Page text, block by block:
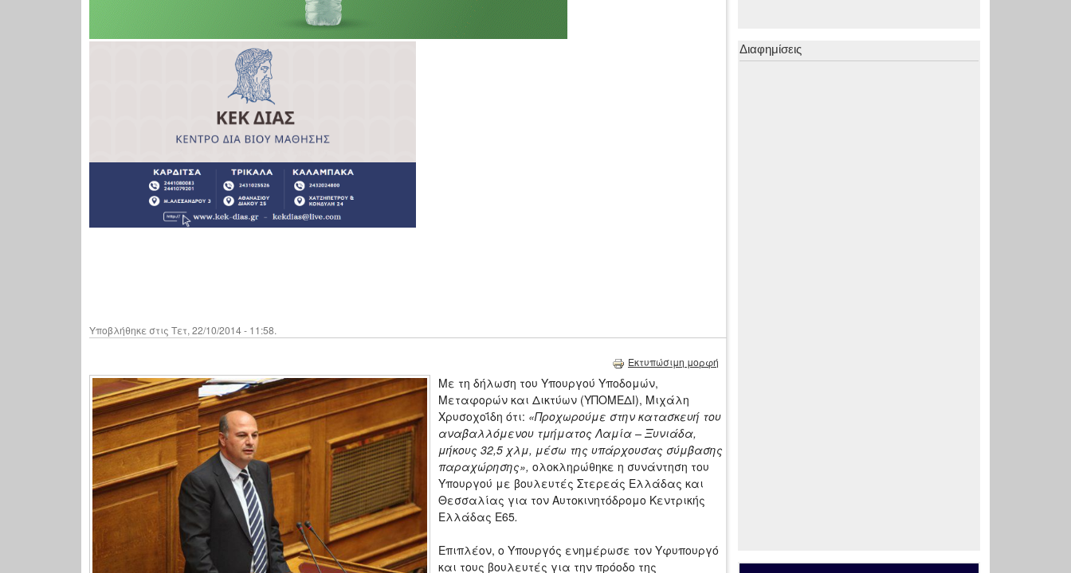
Υποβλήθηκε στις Τετ, 22/10/2014 - 11:58.
Εκτυπώσιμη μορφή
Με τη δήλωση του Υπουργού Υποδομών,
Μεταφορών και Δικτύων (ΥΠΟΜΕΔΙ), Μιχάλη
Χρυσοχοΐδη ότι: «Προχωρούμε στην κατασκευή του
αναβαλλόμενου τμήματος Λαμία – Ξυνιάδα,
μήκους 32,5 χλμ, μέσω της υπάρχουσας σύμβασης
παραχώρησης», ολοκληρώθηκε η συνάντηση του
Υπουργού με βουλευτές Στερεάς Ελλάδας και
Θεσσαλίας για τον Αυτοκινητόδρομο Κεντρικής
Ελλάδας Ε65.
Επιπλέον, ο Υπουργός ενημέρωσε τον Υφυπουργό
και τους βουλευτές για την πρόοδο της
Διαφημίσεις